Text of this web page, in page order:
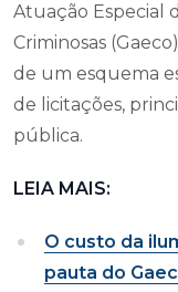
Atuação Especial
Criminosas
de um esquema
de licitações,
pública.
LEIA MAIS:
O custo da
pauta do